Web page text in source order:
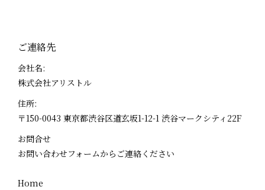
ご連絡先
会社名:
株式会社アリストル
住所:
〒150-0043 東京都渋谷区道玄坂1-12-1 渋谷マークシティ22F
お問合せ
お問い合わせフォームからご連絡ください
Home